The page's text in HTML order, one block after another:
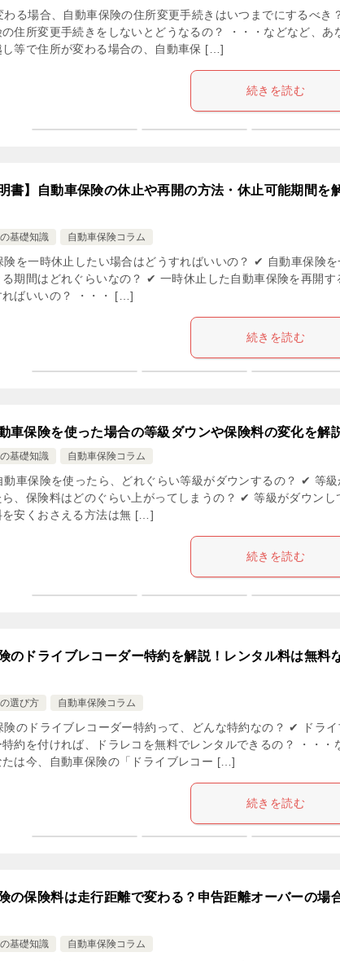
る場合、自動車保険の住所変更手続きはいつまでにするべき
の住所変更手続きをしないとどうなるの？ ・・・などなど、あ
し等で住所が変わる場合の、自動車保 […]
続きを読む
書】自動車保険の休止や再開の方法・休止可能期間を
基礎知識 自動車保険コラム
を一時休止したい場合はどうすればいいの？ ✔ 自動車保険を
る期間はどれぐらいなの？ ✔ 一時休止した自動車保険を再開す
ればいいの？ ・・・ […]
続きを読む
車保険を使った場合の等級ダウンや保険料の変化を解
基礎知識 自動車保険コラム
車保険を使ったら、どれぐらい等級がダウンするの？ ✔ 等級
ら、保険料はどのぐらい上がってしまうの？ ✔ 等級がダウンし
を安くおさえる方法は無 […]
続きを読む
のドライブレコーダー特約を解説！レンタル料は無料
選び方 自動車保険コラム
のドライブレコーダー特約って、どんな特約なの？ ✔ ドライ
特約を付ければ、ドラレコを無料でレンタルできるの？ ・・・
たは今、自動車保険の「ドライブレコー […]
続きを読む
の保険料は走行距離で変わる？申告距離オーバーの場
基礎知識 自動車保険コラム